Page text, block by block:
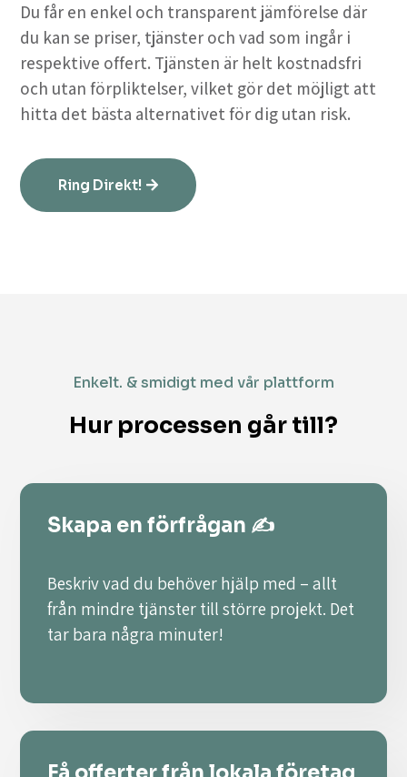
Du får en enkel och transparent jämförelse där
du kan se priser, tjänster och vad som ingår i
respektive offert. Tjänsten är helt kostnadsfri
och utan förpliktelser, vilket gör det möjligt att
hitta det bästa alternativet för dig utan risk.
Ring Direkt!
Enkelt. & smidigt med vår plattform
Hur processen går till?
Skapa en förfrågan ✍️
Beskriv vad du behöver hjälp med – allt
från mindre tjänster till större projekt. Det
tar bara några minuter!